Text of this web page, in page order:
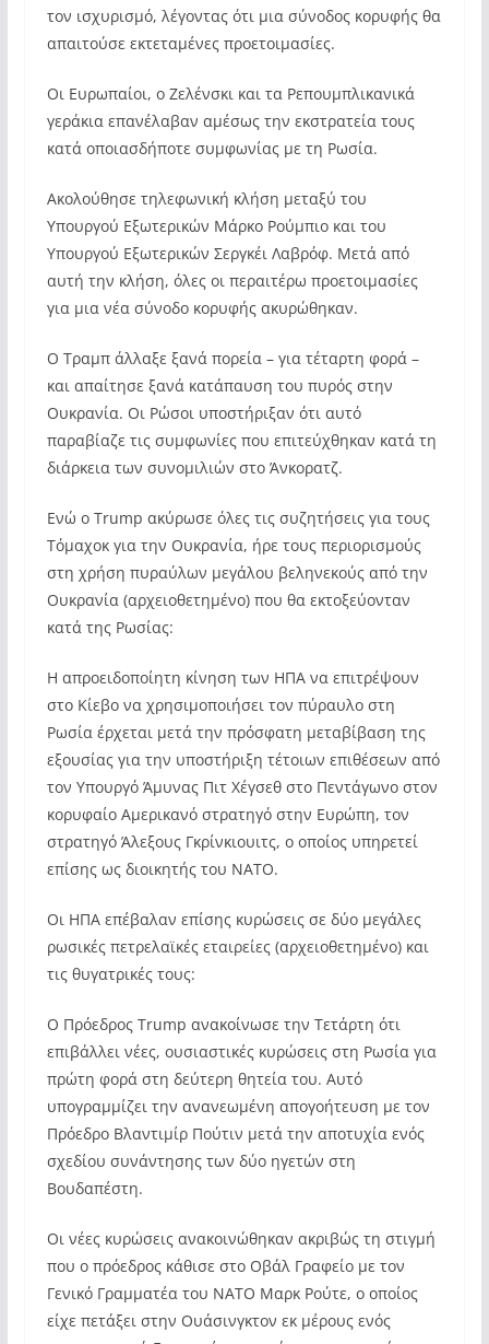
τον ισχυρισμό, λέγοντας ότι μια σύνοδος κορυφής θα
απαιτούσε εκτεταμένες προετοιμασίες.
Οι Ευρωπαίοι, ο Ζελένσκι και τα Ρεπουμπλικανικά
γεράκια επανέλαβαν αμέσως την εκστρατεία τους
κατά οποιασδήποτε συμφωνίας με τη Ρωσία.
Ακολούθησε τηλεφωνική κλήση μεταξύ του
Υπουργού Εξωτερικών Μάρκο Ρούμπιο και του
Υπουργού Εξωτερικών Σεργκέι Λαβρόφ. Μετά από
αυτή την κλήση, όλες οι περαιτέρω προετοιμασίες
για μια νέα σύνοδο κορυφής ακυρώθηκαν.
Ο Τραμπ άλλαξε ξανά πορεία – για τέταρτη φορά –
και απαίτησε ξανά κατάπαυση του πυρός στην
Ουκρανία. Οι Ρώσοι υποστήριξαν ότι αυτό
παραβίαζε τις συμφωνίες που επιτεύχθηκαν κατά τη
διάρκεια των συνομιλιών στο Άνκορατζ.
Ενώ ο Trump ακύρωσε όλες τις συζητήσεις για τους
Τόμαχοκ για την Ουκρανία, ήρε τους περιορισμούς
στη χρήση πυραύλων μεγάλου βεληνεκούς από την
Ουκρανία (αρχειοθετημένο) που θα εκτοξεύονταν
κατά της Ρωσίας:
Η απροειδοποίητη κίνηση των ΗΠΑ να επιτρέψουν
στο Κίεβο να χρησιμοποιήσει τον πύραυλο στη
Ρωσία έρχεται μετά την πρόσφατη μεταβίβαση της
εξουσίας για την υποστήριξη τέτοιων επιθέσεων από
τον Υπουργό Άμυνας Πιτ Χέγσεθ στο Πεντάγωνο στον
κορυφαίο Αμερικανό στρατηγό στην Ευρώπη, τον
στρατηγό Άλεξους Γκρίνκιουιτς, ο οποίος υπηρετεί
επίσης ως διοικητής του ΝΑΤΟ.
Οι ΗΠΑ επέβαλαν επίσης κυρώσεις σε δύο μεγάλες
ρωσικές πετρελαϊκές εταιρείες (αρχειοθετημένο) και
τις θυγατρικές τους:
Ο Πρόεδρος Trump ανακοίνωσε την Τετάρτη ότι
επιβάλλει νέες, ουσιαστικές κυρώσεις στη Ρωσία για
πρώτη φορά στη δεύτερη θητεία του. Αυτό
υπογραμμίζει την ανανεωμένη απογοήτευση με τον
Πρόεδρο Βλαντιμίρ Πούτιν μετά την αποτυχία ενός
σχεδίου συνάντησης των δύο ηγετών στη
Βουδαπέστη.
Οι νέες κυρώσεις ανακοινώθηκαν ακριβώς τη στιγμή
που ο πρόεδρος κάθισε στο Οβάλ Γραφείο με τον
Γενικό Γραμματέα του ΝΑΤΟ Μαρκ Ρούτε, ο οποίος
είχε πετάξει στην Ουάσινγκτον εκ μέρους ενός